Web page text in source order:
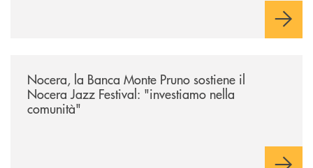
Nocera, la Banca Monte Pruno sostiene il
Nocera Jazz Festival: "investiamo nella
comunità"